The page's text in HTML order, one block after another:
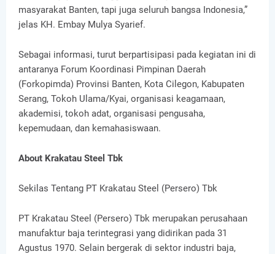
masyarakat Banten, tapi juga seluruh bangsa Indonesia,”
jelas KH. Embay Mulya Syarief.
Sebagai informasi, turut berpartisipasi pada kegiatan ini di
antaranya Forum Koordinasi Pimpinan Daerah
(Forkopimda) Provinsi Banten, Kota Cilegon, Kabupaten
Serang, Tokoh Ulama/Kyai, organisasi keagamaan,
akademisi, tokoh adat, organisasi pengusaha,
kepemudaan, dan kemahasiswaan.
About Krakatau Steel Tbk
Sekilas Tentang PT Krakatau Steel (Persero) Tbk
PT Krakatau Steel (Persero) Tbk merupakan perusahaan
manufaktur baja terintegrasi yang didirikan pada 31
Agustus 1970. Selain bergerak di sektor industri baja,